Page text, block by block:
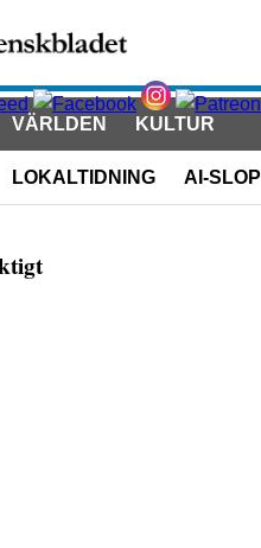
VÄRLDEN KULTUR
LOKALTIDNING AI-SLOP